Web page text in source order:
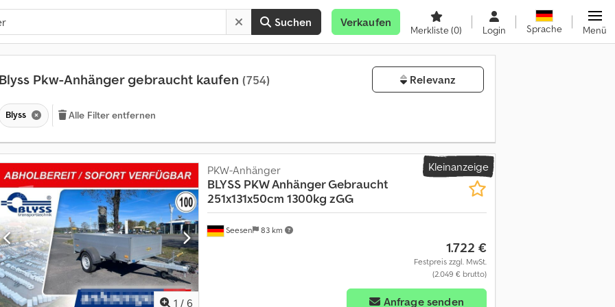
Suchen Verkaufen
Merkliste(0) Login Sprache Menü
Blyss Pkw-Anhänger gebraucht kaufen (754) Relevanz
Blyss Alle Filter entfernen
Kleinanzeige
1 / 6
Seesen 83 km
PKW-Anhänger
BLYSS PKW Anhänger Gebraucht
251x131x50cm 1300kg zGG
1.722 €
Festpreis zzgl. MwSt.
(2.049 € brutto)
Anfrage senden
n